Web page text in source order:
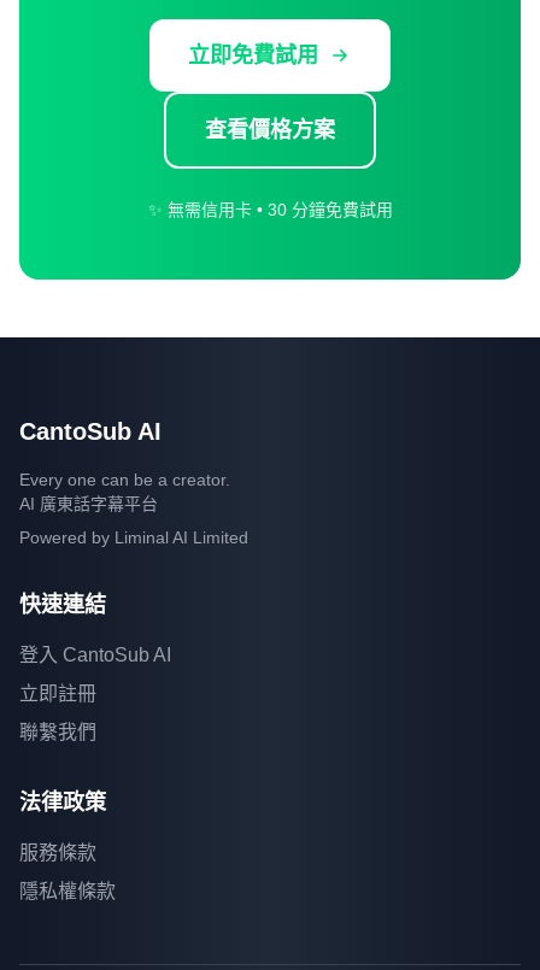
立即免費試用
查看價格方案
✨ 無需信用卡 • 30 分鐘免費試用
CantoSub AI
Every one can be a creator.
AI 廣東話字幕平台
Powered by Liminal AI Limited
快速連結
登入 CantoSub AI
立即註冊
聯繫我們
法律政策
服務條款
隱私權條款